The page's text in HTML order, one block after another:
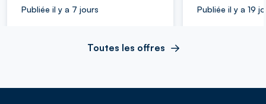
Publiée il y a 7 jours Publiée il y a 19
Toutes les offres